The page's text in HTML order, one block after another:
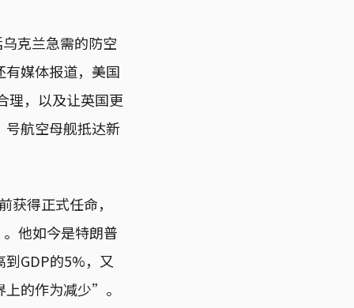
克兰急需的防空
媒体报道，美国
理，以及让英国更
航空母舰抵达新
得正式任命，
他如今是特朗普
GDP的5%，又
的作为减少”。